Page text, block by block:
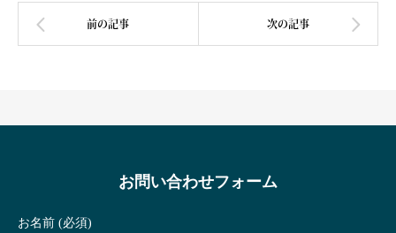
お問い合わせフォーム
お名前 (必須)